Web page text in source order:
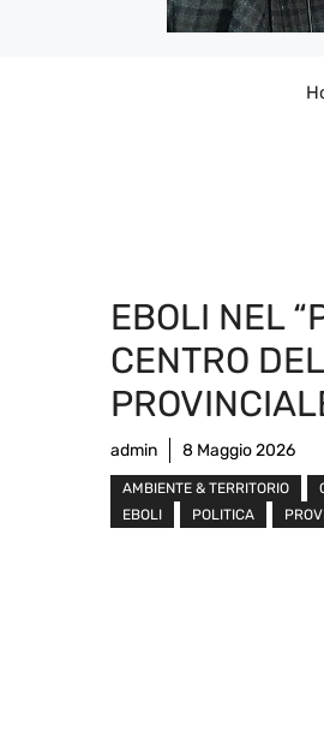
EBOLI NEL
CENTRO
admin 8 Maggio 2026
AMBIENTE & TERRITORIO
EBOLI
POLITICA